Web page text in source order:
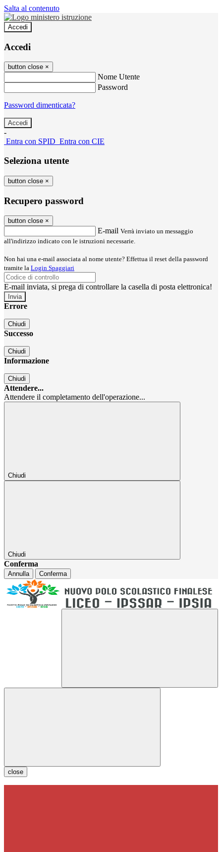
Salta al contenuto
Accedi
Accedi
button close ×
Nome Utente
Password
Password dimenticata?
-
Entra con SPID Entra con CIE
Seleziona utente
button close ×
Recupero password
button close ×
E-mail Verrà inviato un messaggio
all'indirizzo indicato con le istruzioni necessarie.
Non hai una e-mail associata al nome utente? Effettua il reset della password
tramite la Login Spaggiari
E-mail inviata, si prega di controllare la casella di posta elettronica!
Errore
Chiudi
Successo
Chiudi
Informazione
Chiudi
Attendere...
Attendere il completamento dell'operazione...
Chiudi
Chiudi
Conferma
Annulla Conferma
close